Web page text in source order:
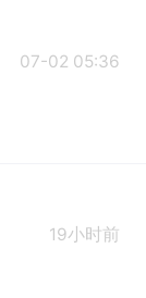
07-02 05:36
19小时前